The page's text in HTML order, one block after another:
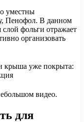
уместны
Пенофол. В данном
фольги отражает
организовать
видео.
для